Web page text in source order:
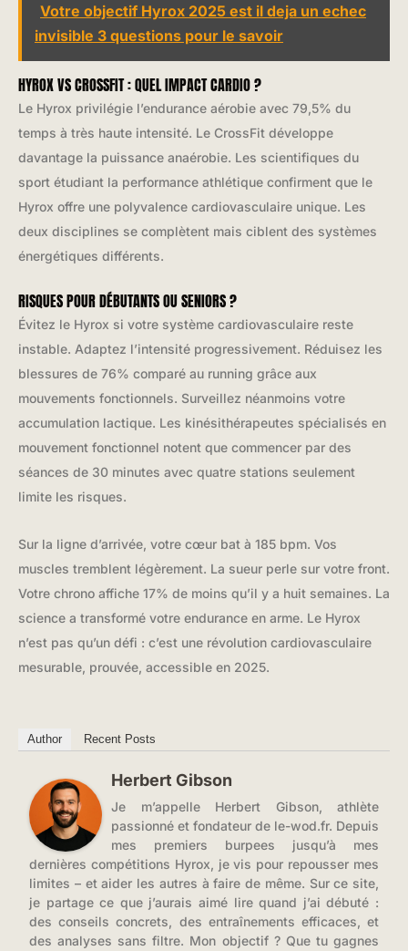
Votre objectif Hyrox 2025 est il deja un echec
invisible 3 questions pour le savoir
HYROX VS CROSSFIT : QUEL IMPACT CARDIO ?
Le Hyrox privilégie l’endurance aérobie avec 79,5% du
temps à très haute intensité. Le CrossFit développe
davantage la puissance anaérobie. Les scientifiques du
sport étudiant la performance athlétique confirment que le
Hyrox offre une polyvalence cardiovasculaire unique. Les
deux disciplines se complètent mais ciblent des systèmes
énergétiques différents.
RISQUES POUR DÉBUTANTS OU SENIORS ?
Évitez le Hyrox si votre système cardiovasculaire reste
instable. Adaptez l’intensité progressivement. Réduisez les
blessures de 76% comparé au running grâce aux
mouvements fonctionnels. Surveillez néanmoins votre
accumulation lactique. Les kinésithérapeutes spécialisés en
mouvement fonctionnel notent que commencer par des
séances de 30 minutes avec quatre stations seulement
limite les risques.
Sur la ligne d’arrivée, votre cœur bat à 185 bpm. Vos
muscles tremblent légèrement. La sueur perle sur votre front.
Votre chrono affiche 17% de moins qu’il y a huit semaines. La
science a transformé votre endurance en arme. Le Hyrox
n’est pas qu’un défi : c’est une révolution cardiovasculaire
mesurable, prouvée, accessible en 2025.
Author Recent Posts
Herbert Gibson
Je m’appelle Herbert Gibson, athlète
passionné et fondateur de le-wod.fr. Depuis
mes premiers burpees jusqu’à mes
dernières compétitions Hyrox, je vis pour repousser mes
limites – et aider les autres à faire de même. Sur ce site,
je partage ce que j’aurais aimé lire quand j’ai débuté :
des conseils concrets, des entraînements efficaces, et
des analyses sans filtre. Mon objectif ? Que tu gagnes